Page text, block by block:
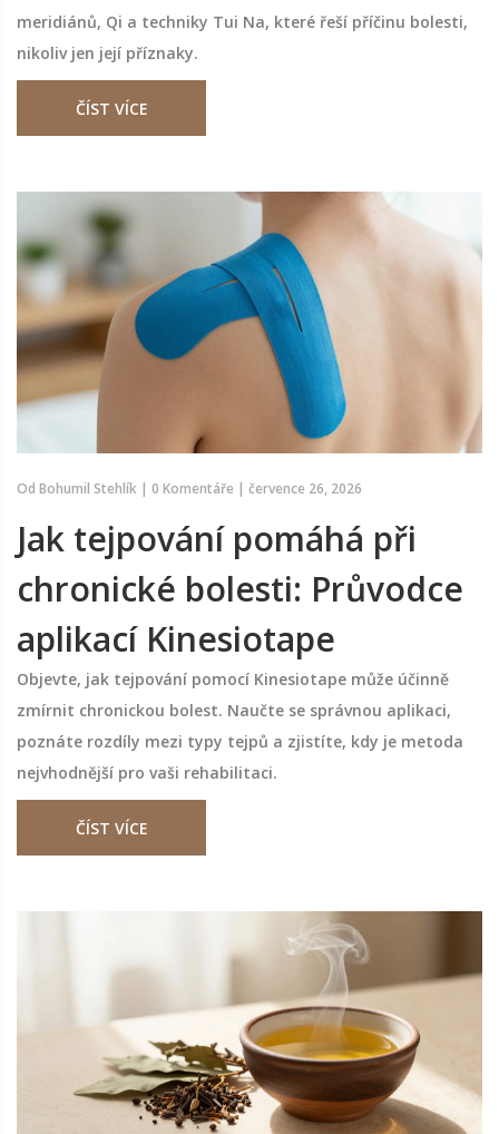
meridiánů, Qi a techniky Tui Na, které řeší příčinu bolesti,
nikoliv jen její příznaky.
ČÍST VÍCE
Od Bohumil Stehlík | 0 Komentáře | července 26, 2026
Jak tejpování pomáhá při
chronické bolesti: Průvodce
aplikací Kinesiotape
Objevte, jak tejpování pomocí Kinesiotape může účinně
zmírnit chronickou bolest. Naučte se správnou aplikaci,
poznáte rozdíly mezi typy tejpů a zjistíte, kdy je metoda
nejvhodnější pro vaši rehabilitaci.
ČÍST VÍCE